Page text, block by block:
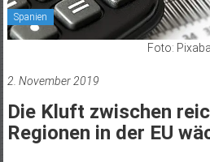
Spanien
Foto:
2. November 2019
Die Kluft zwischen
Regionen in der EU